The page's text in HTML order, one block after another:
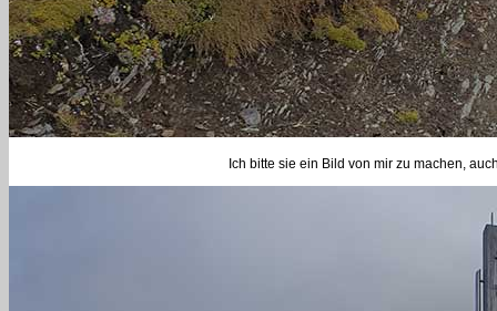
Ich bitte sie ein Bild von mir zu machen,